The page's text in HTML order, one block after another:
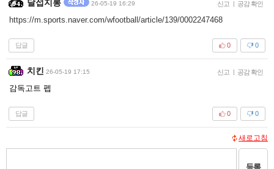
달섭지롱 26-05-19 16:29 신고 | 공감 확인
https://m.sports.naver.com/wfootball/article/139/0002247468
답글 0
0
치킨 26-05-19 17:15 신고 | 공감 확인
감독고트 펩
답글 0
0
새로고침
등록